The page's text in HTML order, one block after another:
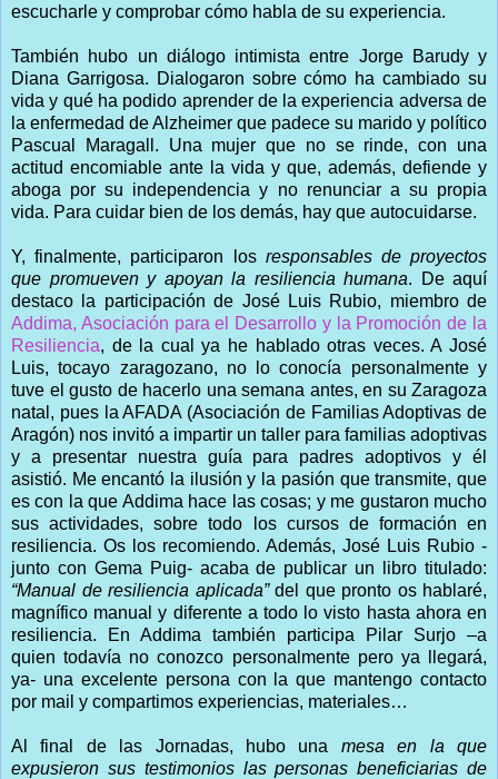
escucharle y comprobar cómo habla de su experiencia.
También hubo un diálogo intimista entre Jorge Barudy y
Diana Garrigosa. Dialogaron sobre cómo ha cambiado su
vida y qué ha podido aprender de la experiencia adversa de
la enfermedad de Alzheimer que padece su marido y político
Pascual Maragall. Una mujer que no se rinde, con una
actitud encomiable ante la vida y que, además, defiende y
aboga por su independencia y no renunciar a su propia
vida. Para cuidar bien de los demás, hay que autocuidarse.
Y, finalmente, participaron los responsables de proyectos
que promueven y apoyan la resiliencia humana. De aquí
destaco la participación de José Luis Rubio, miembro de
Addima, Asociación para el Desarrollo y la Promoción de la
Resiliencia, de la cual ya he hablado otras veces. A José
Luis, tocayo zaragozano, no lo conocía personalmente y
tuve el gusto de hacerlo una semana antes, en su Zaragoza
natal, pues la AFADA (Asociación de Familias Adoptivas de
Aragón) nos invitó a impartir un taller para familias adoptivas
y a presentar nuestra guía para padres adoptivos y él
asistió. Me encantó la ilusión y la pasión que transmite, que
es con la que Addima hace las cosas; y me gustaron mucho
sus actividades, sobre todo los cursos de formación en
resiliencia. Os los recomiendo. Además, José Luis Rubio -
junto con Gema Puig- acaba de publicar un libro titulado:
“Manual de resiliencia aplicada”del que pronto os hablaré,
magnífico manual y diferente a todo lo visto hasta ahora en
resiliencia. En Addima también participa Pilar Surjo –a
quien todavía no conozco personalmente pero ya llegará,
ya- una excelente persona con la que mantengo contacto
por mail y compartimos experiencias, materiales…
Al final de las Jornadas, hubo una mesa en la que
expusieron sus testimonios las personas beneficiarias de